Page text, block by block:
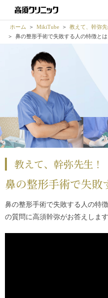
ホーム MikiTube
教えて、幹弥先
鼻の整形手術で失敗する人の特徴とは
教えて、幹弥先生！
鼻の整形手術で失敗
鼻の整形手術で失敗する人の特
の質問に高須幹弥がお答えします